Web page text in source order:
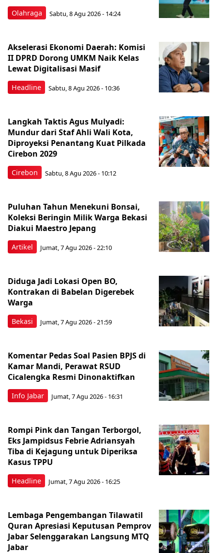
Olahraga Sabtu, 8 Agu 2026 - 14:24
Headline
Akselerasi Ekonomi Daerah: Komisi
II DPRD Dorong UMKM Naik Kelas
Lewat Digitalisasi Masif
Sabtu, 8 Agu 2026 - 10:36
Cirebon
Langkah Taktis Agus Mulyadi:
Mundur dari Staf Ahli Wali Kota,
Diproyeksi Penantang Kuat Pilkada
Cirebon 2029
Sabtu, 8 Agu 2026 - 10:12
Artikel
Puluhan Tahun Menekuni Bonsai,
Koleksi Beringin Milik Warga Bekasi
Diakui Maestro Jepang
Jumat, 7 Agu 2026 - 22:10
Bekasi
Diduga Jadi Lokasi Open BO,
Kontrakan di Babelan Digerebek
Warga
Jumat, 7 Agu 2026 - 21:59
Info Jabar
Komentar Pedas Soal Pasien BPJS di
Kamar Mandi, Perawat RSUD
Cicalengka Resmi Dinonaktifkan
Jumat, 7 Agu 2026 - 16:31
Headline
Rompi Pink dan Tangan Terborgol,
Eks Jampidsus Febrie Adriansyah
Tiba di Kejagung untuk Diperiksa
Kasus TPPU
Jumat, 7 Agu 2026 - 16:25
Lembaga Pengembangan Tilawatil
Quran Apresiasi Keputusan Pemprov
Jabar Selenggarakan Langsung MTQ
Jabar